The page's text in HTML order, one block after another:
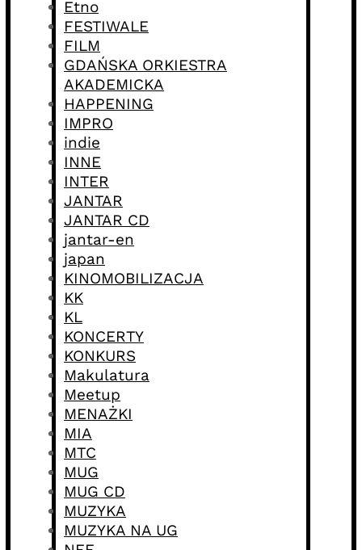
Etno
FESTIWALE
FILM
GDAŃSKA ORKIESTRA
AKADEMICKA
HAPPENING
IMPRO
indie
INNE
INTER
JANTAR
JANTAR CD
jantar-en
japan
KINOMOBILIZACJA
KK
KL
KONCERTY
KONKURS
Makulatura
Meetup
MENAŻKI
MIA
MTC
MUG
MUG CD
MUZYKA
MUZYKA NA UG